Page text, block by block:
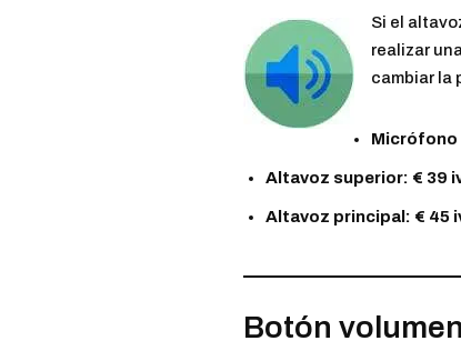
Si el
realizar
cambiar la
Micrófono
Altavoz superior: € 39
Altavoz principal: € 45
Botón